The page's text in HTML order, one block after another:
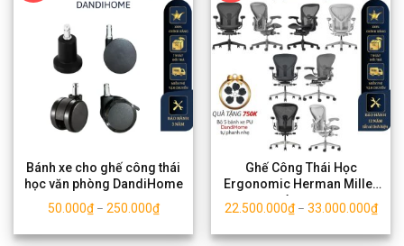
Bánh xe cho ghế công thái
học văn phòng DandiHome
50.000₫– 250.000₫
Ghế Công Thái Học
Ergonomic Herman Miller
Aeron
22.500.000₫– 33.000.000₫